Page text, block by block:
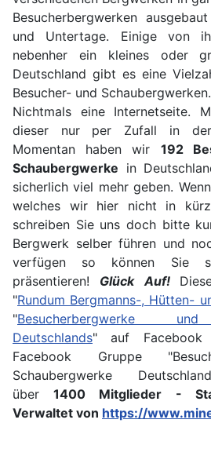
Besucherbergwerken
und Untertage. Einige von
nebenher ein kleines oder
Deutschland gibt es eine
Besucher- und
Nichtmals eine Internetseite.
dieser nur per Zufall in der
Momentan haben wir 192
Schaubergwerke in
sicherlich viel mehr geben.
welches wir hier nicht in
schreiben Sie uns doch bitte
Bergwerk selber führen und
verfügen so können Sie
präsentieren! Glück Auf!
"Rundum Bergmanns-, Hütten-
"Besucherbergwerke und
Deutschlands" auf Facebook
Facebook Gruppe
Schaubergwerke
über1400 Mitglieder -
Verwaltet von https://